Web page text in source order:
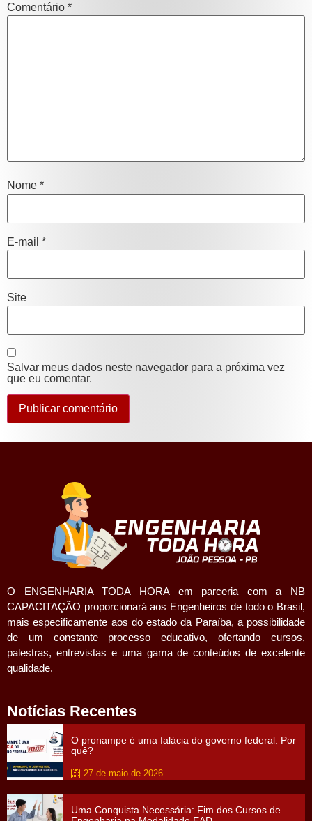
Comentário *
Nome *
E-mail *
Site
Salvar meus dados neste navegador para a próxima vez
que eu comentar.
O ENGENHARIA TODA HORA em parceria com a NB
CAPACITAÇÃO proporcionará aos Engenheiros de todo o Brasil,
mais especificamente aos do estado da Paraíba, a possibilidade
de um constante processo educativo, ofertando cursos,
palestras, entrevistas e uma gama de conteúdos de excelente
qualidade.
Notícias Recentes
O pronampe é uma falácia do governo federal. Por
quê?
27 de maio de 2026
Uma Conquista Necessária: Fim dos Cursos de